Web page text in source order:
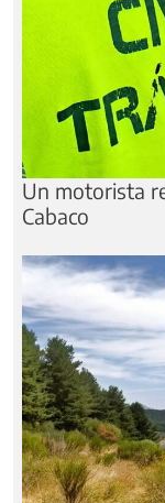
Un motorista
Cabaco